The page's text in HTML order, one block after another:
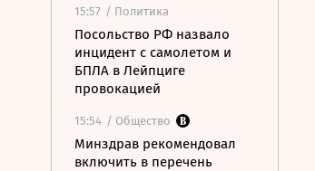
15:57 / Политика
Посольство РФ назвало
инцидент с самолетом и
БПЛА в Лейпциге
провокацией
15:54 / Общество
Минздрав рекомендовал
включить в перечень